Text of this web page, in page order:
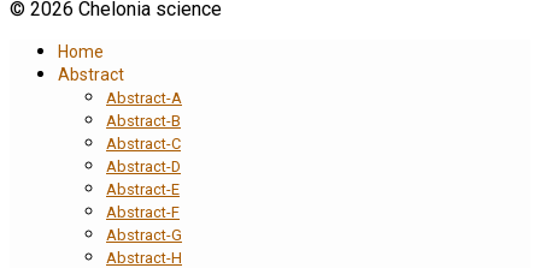
© 2026 Chelonia science
Home
Abstract
Abstract-A
Abstract-B
Abstract-C
Abstract-D
Abstract-E
Abstract-F
Abstract-G
Abstract-H